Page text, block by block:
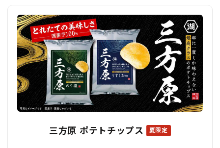
三方原 ポテトチップス 夏限定